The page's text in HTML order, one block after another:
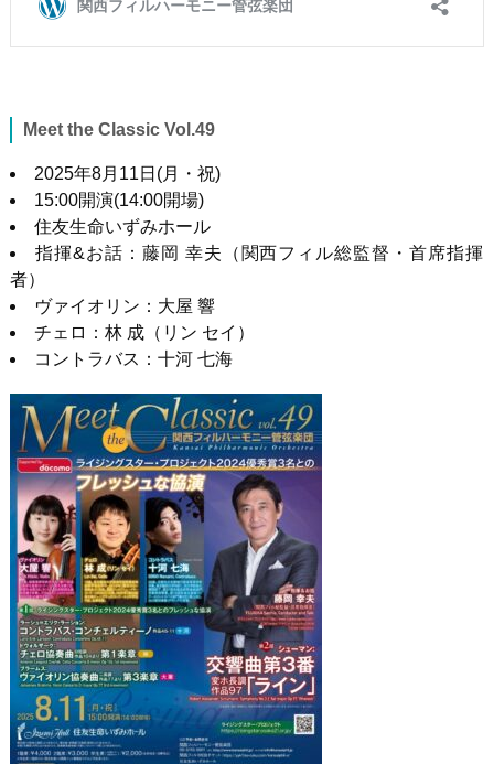
Meet the Classic Vol.49
2025年8月 11 日 (月・祝)
15:00開演(14:00開場)
住友生命いずみホール
指揮&お話：藤岡 幸夫（関西フィル総監督・首席指揮
者）
ヴァイオリン：大屋 響
チェロ：林 成（リン セイ）
コントラバス：十河 七海